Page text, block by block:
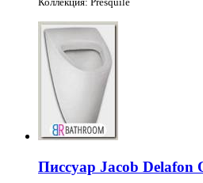
Писсуар Jacob Delafon